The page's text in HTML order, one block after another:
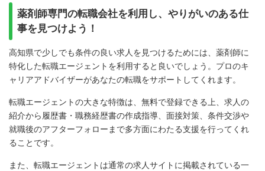
薬剤師専門の転職会社を利用し、やりがいのある仕
事を見つけよう！
高知県で少しでも条件の良い求人を見つけるためには、薬剤師に
特化した転職エージェントを利用すると良いでしょう。プロのキ
ャリアアドバイザーがあなたの転職をサポートしてくれます。
転職エージェントの大きな特徴は、無料で登録できる上、求人の
紹介から履歴書・職務経歴書の作成指導、面接対策、条件交渉や
就職後のアフターフォローまで多方面にわたる支援を行ってくれ
ることです。
また、転職エージェントは通常の求人サイトに掲載されている一